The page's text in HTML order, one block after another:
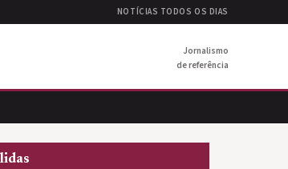
NOTÍCIAS TODOS OS DIAS
Jornalismo
de referência